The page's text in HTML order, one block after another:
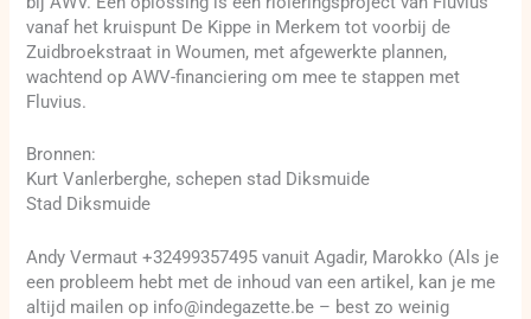
vanaf het kruispunt De Kippe in Merkem tot voorbij de
Zuidbroekstraat in Woumen, met afgewerkte plannen,
wachtend op AWV-financiering om mee te stappen met
Fluvius.
Bronnen:
Kurt Vanlerberghe, schepen stad Diksmuide
Stad Diksmuide
Andy Vermaut +32499357495 vanuit Agadir, Marokko (Als je
een probleem hebt met de inhoud van een artikel, kan je me
altijd mailen op info@indegazette.be – best zo weinig